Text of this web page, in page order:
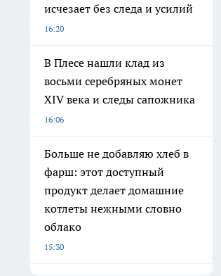
исчезает без следа и усилий
16:20
В Плесе нашли клад из
восьми серебряных монет
XIV века и следы сапожника
16:06
Больше не добавляю хлеб в
фарш: этот доступный
продукт делает домашние
котлеты нежными словно
облако
15:30